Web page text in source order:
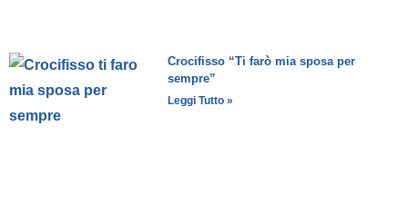
Crocifisso “Ti farò mia sposa per
sempre”
Leggi Tutto »